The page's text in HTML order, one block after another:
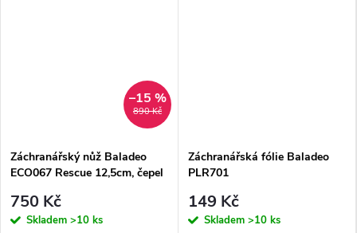
890 Kč
–15 %
Záchranářský nůž Baladeo
ECO067 Rescue 12,5cm, čepel
ocel+G10, látkový obal
750 Kč
Skladem >10 ks
Záchranářská fólie Baladeo
PLR701
149 Kč
Skladem >10 ks